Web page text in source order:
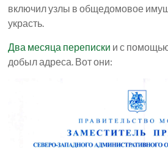
включил узлы в общедомовое
украсть.
Два месяца переписки и с
добыл адреса. Вот они: